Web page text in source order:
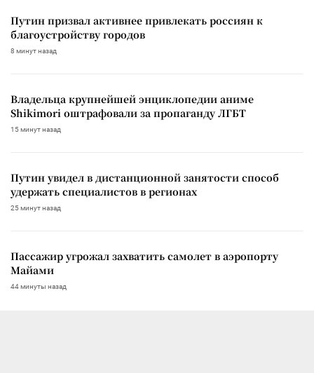
Путин призвал активнее привлекать россиян к
благоустройству городов
8 минут назад
Владельца крупнейшей энциклопедии аниме
Shikimori оштрафовали за пропаганду ЛГБТ
15 минут назад
Путин увидел в дистанционной занятости способ
удержать специалистов в регионах
25 минут назад
Пассажир угрожал захватить самолет в аэропорту
Майами
44 минуты назад